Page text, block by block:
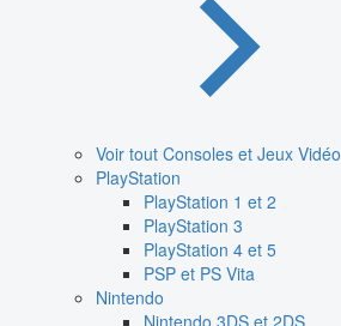
Voir tout Consoles et Jeux Vidéo
PlayStation
PlayStation 1 et 2
PlayStation 3
PlayStation 4 et 5
PSP et PS Vita
Nintendo